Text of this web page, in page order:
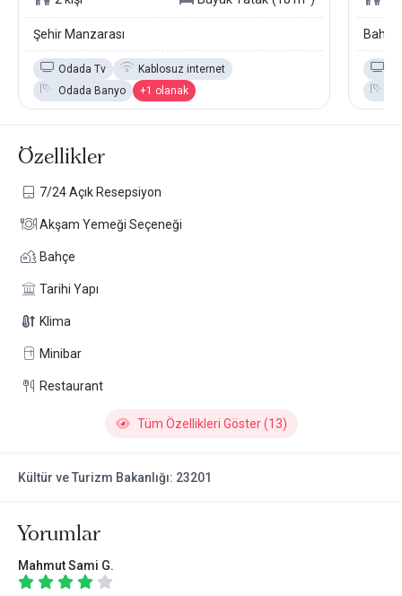
Şehir Manzarası
Odada Tv
Kablosuz internet
Odada Banyo
+1 olanak
Özellikler
7/24 Açık Resepsiyon
Akşam Yemeği Seçeneği
Bahçe
Tarihi Yapı
Klima
Minibar
Restaurant
Tüm Özellikleri Göster (13)
Kültür ve Turizm Bakanlığı: 23201
Yorumlar
Mahmut Sami G.